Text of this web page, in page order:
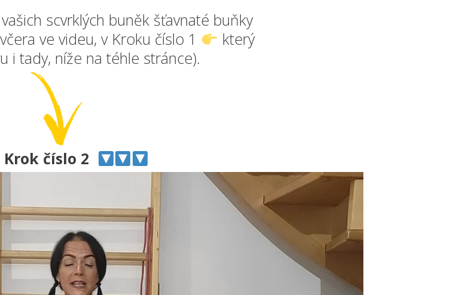
scvrklých buněk šťavnaté buňky
ve videu, v Kroku číslo 1
který
i tady, níže na téhle stránce).
Krok číslo 2